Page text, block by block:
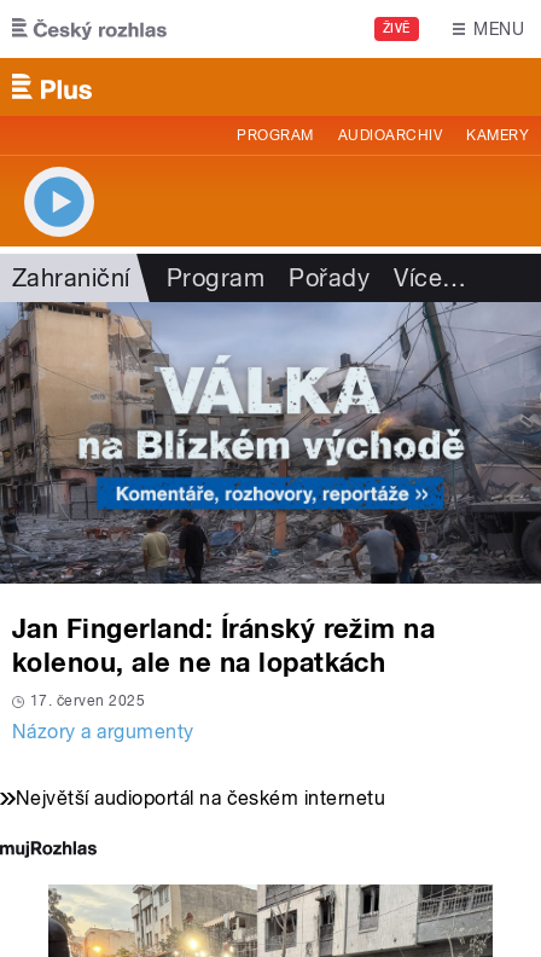
Přejít k hlavnímu obsahu
ŽIVĚ MENU
PROGRAM AUDIOARCHIV KAMERY
Zahraniční Program Pořady Více…
Jan Fingerland: Íránský režim na
kolenou, ale ne na lopatkách
17. červen 2025
Názory a argumenty
Největší audioportál na českém internetu